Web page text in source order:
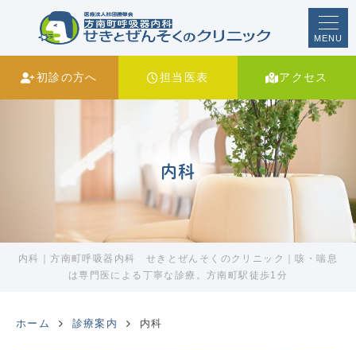
MENU
初診の方へ 担当医表 アクセス
内科
内科｜方南町呼吸器内科 せきとぜんそくのクリニック｜咳・喘息
は専門医による丁寧な診療。方南町駅徒歩1分
ホーム 診療案内 内科